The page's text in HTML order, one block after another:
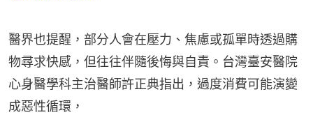
醫界也提醒，部分人會在壓力、焦慮或孤單時透過購
物尋求快感，但往往伴隨後悔與自責。台灣臺安醫院
心身醫學科主治醫師許正典指出，過度消費可能演變
成惡性循環，